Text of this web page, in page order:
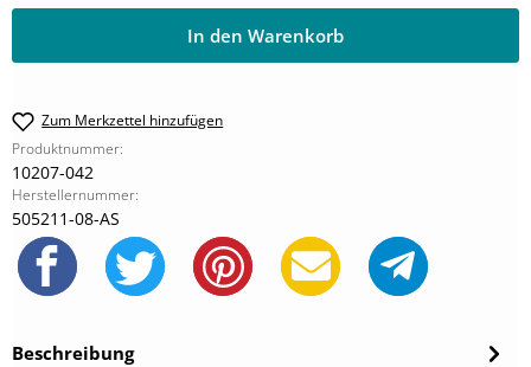
In den Warenkorb
Zum Merkzettel hinzufügen
Produktnummer:
10207-042
Herstellernummer:
505211-08-AS
Beschreibung